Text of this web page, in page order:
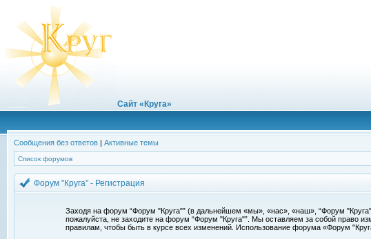
Сайт «Круга»
Сообщения без ответов | Активные темы
Список форумов
Форум "Круга" - Регистрация
Заходя на форум “Форум "Круга"” (в дальнейшем «мы», «нас», «наш», “Форум
пожалуйста, не заходите на форум “Форум "Круга"”. Мы оставляем за собой право
правилам, чтобы быть в курсе всех изменений. Использование форума «Форум